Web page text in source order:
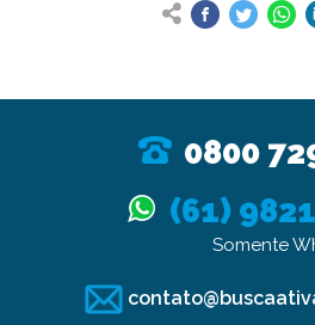
0800
(61)
Somente